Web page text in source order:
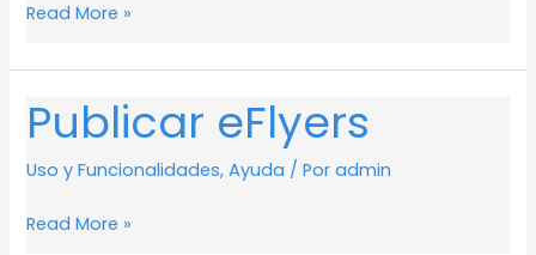
Read More »
Publicar eFlyers
Uso y Funcionalidades,Ayuda / Poradmin
Publicar
eFlyers
Read More »